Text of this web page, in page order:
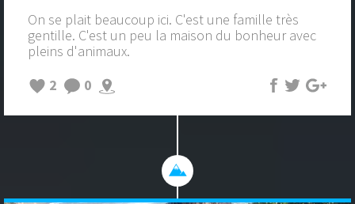
On se plait beaucoup ici. C'est une famille très
gentille. C'est un peu la maison du bonheur avec
pleins d'animaux.
2
0